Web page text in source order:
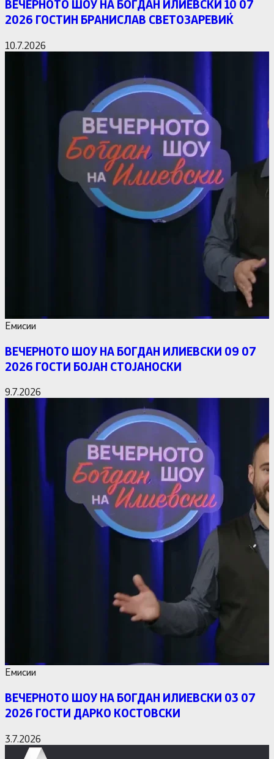
ВЕЧЕРНОТО ШОУ НА БОГДАН ИЛИЕВСКИ 10 07
2026 ГОСТИН БРАНИСЛАВ СВЕТОЗАРЕВИЌ
10.7.2026
Емисии
ВЕЧЕРНОТО ШОУ НА БОГДАН ИЛИЕВСКИ 09 07
2026 ГОСТИ БОЈАН СТОЈАНОСКИ
9.7.2026
Емисии
ВЕЧЕРНОТО ШОУ НА БОГДАН ИЛИЕВСКИ 03 07
2026 ГОСТИ ДАРКО КОСТОВСКИ
3.7.2026